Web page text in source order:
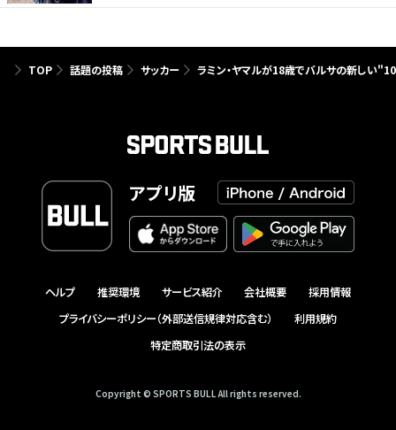
TOP 話題の投稿 サッカー ラミン・ヤマルが18歳でバルサの新しい
アプリ版
ヘルプ 推奨環境 サービス紹介 会社概要
採用情報
プライバシーポリシー（外部送信規律対応含む）
利用規約
特定商取引法の表示
Copyright © SPORTS BULL All rights reserved.